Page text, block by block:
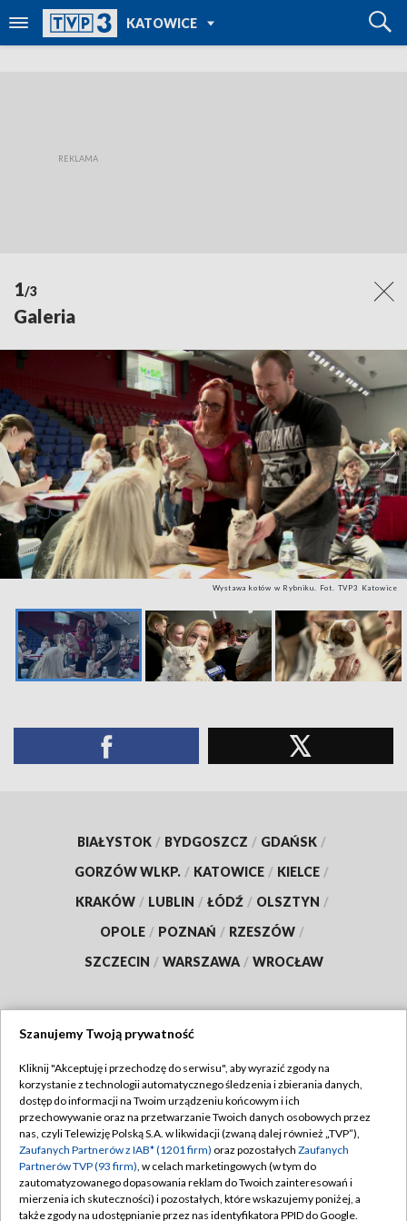
KATOWICE
TVP REGIONY
1/3
Galeria
Wystawa kotów w Rybniku. Fot. TVP3 Katowice
BIAŁYSTOK / BYDGOSZCZ / GDAŃSK /
GORZÓW WLKP. / KATOWICE / KIELCE /
KRAKÓW / LUBLIN / ŁÓDŹ / OLSZTYN /
OPOLE / POZNAŃ / RZESZÓW /
SZCZECIN / WARSZAWA / WROCŁAW
TVP
Abonament TVP
Emisja w TVP
Centrum informacji TVP
Naziemna Telewizja Cyfrowa
Regulamin TVP
Polityka prywatności
Moje zgody
Pomoc
Szanujemy Twoją prywatność
Kliknij "Akceptuję i przechodzę do serwisu", aby wyrazić zgody na
korzystanie z technologii automatycznego śledzenia i zbierania danych,
dostęp do informacji na Twoim urządzeniu końcowym i ich
przechowywanie oraz na przetwarzanie Twoich danych osobowych przez
nas, czyli Telewizję Polską S.A. w likwidacji (zwaną dalej również „TVP”),
Zaufanych Partnerów z IAB* (1201 firm) oraz pozostałych Zaufanych
Partnerów TVP (93 firm), w celach marketingowych (w tym do
zautomatyzowanego dopasowania reklam do Twoich zainteresowań i
mierzenia ich skuteczności) i pozostałych, które wskazujemy poniżej, a
także zgody na udostępnianie przez nas identyfikatora PPID do Google.